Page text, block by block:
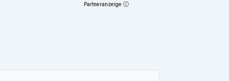
Partneranzeige ⓘ